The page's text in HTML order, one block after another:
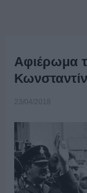
Αφιέρωμα
23/04/2018